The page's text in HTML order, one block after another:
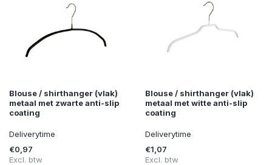
Blouse / shirthanger (vlak)
metaal met zwarte anti-slip
coating
Deliverytime
€0,97
Excl. btw
Blouse / shirthanger (vlak)
metaal met witte anti-slip
coating
Deliverytime
€1,07
Excl. btw